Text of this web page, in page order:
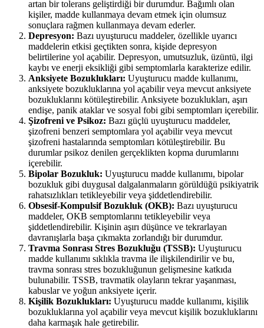
artan bir tolerans geliştirdiği bir durumdur. Bağımlı olan
kişiler, madde kullanmaya devam etmek için olumsuz
sonuçlara rağmen kullanmaya devam ederler.
Depresyon: Bazı uyuşturucu maddeler, özellikle uyarıcı
maddelerin etkisi geçtikten sonra, kişide depresyon
belirtilerine yol açabilir. Depresyon, umutsuzluk, üzüntü, ilgi
kaybı ve enerji eksikliği gibi semptomlarla karakterize edilir.
Anksiyete Bozuklukları: Uyuşturucu madde kullanımı,
anksiyete bozukluklarına yol açabilir veya mevcut anksiyete
bozukluklarını kötüleştirebilir. Anksiyete bozuklukları, aşırı
endişe, panik ataklar ve sosyal fobi gibi semptomları içerebilir.
Şizofreni ve Psikoz: Bazı güçlü uyuşturucu maddeler,
şizofreni benzeri semptomlara yol açabilir veya mevcut
şizofreni hastalarında semptomları kötüleştirebilir. Bu
durumlar psikoz denilen gerçeklikten kopma durumlarını
içerebilir.
Bipolar Bozukluk: Uyuşturucu madde kullanımı, bipolar
bozukluk gibi duygusal dalgalanmaların görüldüğü psikiyatrik
rahatsızlıkları tetikleyebilir veya şiddetlendirebilir.
Obsesif-Kompulsif Bozukluk (OKB): Bazı uyuşturucu
maddeler, OKB semptomlarını tetikleyebilir veya
şiddetlendirebilir. Kişinin aşırı düşünce ve tekrarlayan
davranışlarla başa çıkmakta zorlandığı bir durumdur.
Travma Sonrası Stres Bozukluğu (TSSB): Uyuşturucu
madde kullanımı sıklıkla travma ile ilişkilendirilir ve bu,
travma sonrası stres bozukluğunun gelişmesine katkıda
bulunabilir. TSSB, travmatik olayların tekrar yaşanması,
kabuslar ve yoğun anksiyete içerir.
Kişilik Bozuklukları: Uyuşturucu madde kullanımı, kişilik
bozukluklarına yol açabilir veya mevcut kişilik bozukluklarını
daha karmaşık hale getirebilir.